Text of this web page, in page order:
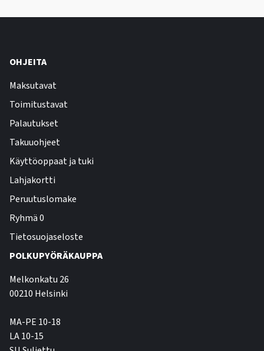
OHJEITA
Maksutavat
Toimitustavat
Palautukset
Takuuohjeet
Käyttöoppaat ja tuki
Lahjakortti
Peruutuslomake
Ryhmä 0
Tietosuojaseloste
POLKUPYÖRÄKAUPPA
Melkonkatu 26
00210 Helsinki
MA-PE 10-18
LA 10-15